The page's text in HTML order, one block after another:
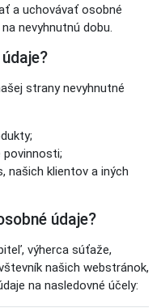
a uchovávať osobné
nevyhnutnú dobu.
strany nevyhnutné
povinnosti;
našich klientov a iných
údaje?
výherca súťaže,
našich webstránok,
na nasledovné účely: